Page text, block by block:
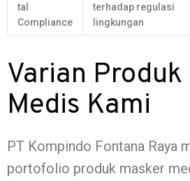
tal
Compliance
terhadap regulasi
lingkungan
Varian Produk
Medis Kami
PT Kompindo Fontana Raya
portofolio produk masker